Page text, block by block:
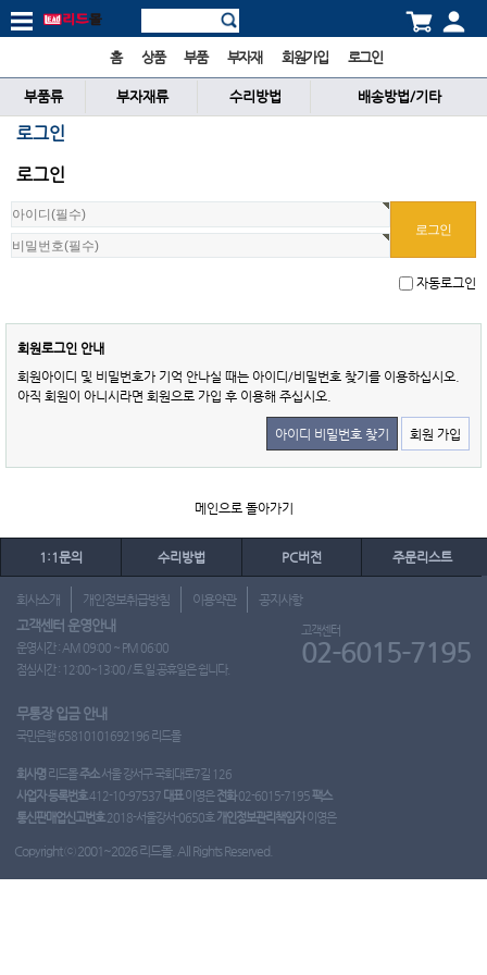
홈 상품 부품 부자재 회원가입 로그인
부품류 부자재류 수리방법 배송방법/기타
로그인
로그인
자동로그인
회원로그인 안내
회원아이디 및 비밀번호가 기억 안나실 때는 아이디/비밀번호 찾기를 이용하십시오.
아직 회원이 아니시라면 회원으로 가입 후 이용해 주십시오.
아이디 비밀번호 찾기 회원 가입
메인으로 돌아가기
1:1문의 수리방법 PC버전 주문리스트
회사소개 개인정보취급방침 이용약관 공지사항
고객센터 운영안내
운영시간 : AM 09:00 ~ PM 06:00
점심시간 : 12:00~13:00 / 토.일.공휴일은 쉽니다.
고객센터
02-6015-7195
무통장 입금 안내
국민은행 65810101692196 리드몰
회사명 리드몰주소서울 강서구 국회대로7길 126
사업자 등록번호412-10-97537 대표이영은 전화02-6015-7195팩스
통신판매업신고번호2018-서울강서-0650호 개인정보관리책임자이영은
Copyright ⓒ 2001~2026 리드몰. All Rights Reserved.